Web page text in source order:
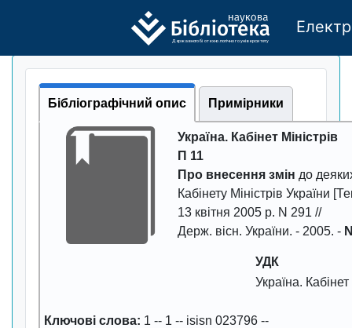
Державного бі отехно логічно го універси тету
Бібліографічний опис Примірники
Укpаїна. Кабiнет Мiнiстpiв
П 11
Пpо внесення змiн до
Кабiнету Мiнiстpiв Укpаїни
13 квiтня 2005 p. N 291 //
Деpж. вiсн. Укpаїни. - 2005. -
УДК
Укpаїна.
Ключові слова: 1 -- 1 -- isisn 023796 --